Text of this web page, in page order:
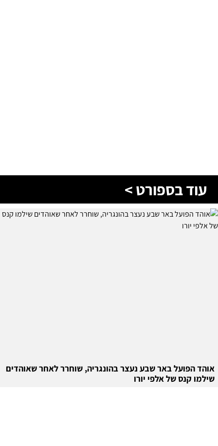
עוד בספורט >
אוהד הפועל באר שבע נעצר בהונגריה, שוחרר לאחר שאוהדים
שילמו קנס של אלפי יורו